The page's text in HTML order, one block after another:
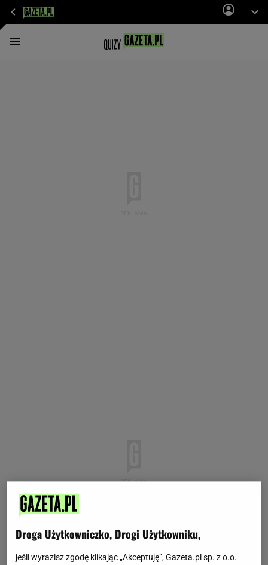
Droga Użytkowniczko, Drogi Użytkowniku,
jeśli wyrazisz zgodę klikając „Akceptuję”, Gazeta.pl sp. z o.o.